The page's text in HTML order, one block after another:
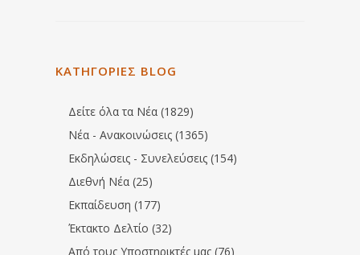
ΚΑΤΗΓΟΡΙΕΣ BLOG
Δείτε όλα τα Νέα (1829)
Νέα - Ανακοινώσεις (1365)
Εκδηλώσεις - Συνελεύσεις (154)
Διεθνή Νέα (25)
Εκπαίδευση (177)
Έκτακτο Δελτίο (32)
Από τους Υποστηρικτές μας (76)